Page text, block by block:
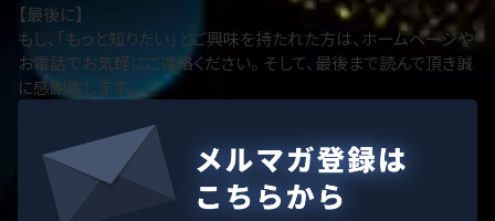
【最後に】
もし、「もっと知りたい」とご興味を持たれた方は、ホームページや
お電話でお気軽にご連絡ください。 そして、最後まで読んで頂き誠
に感謝致します。